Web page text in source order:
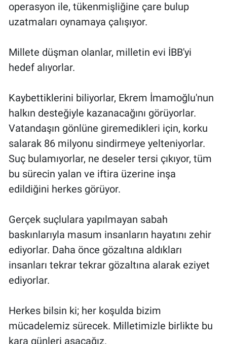
operasyon ile, tükenmişliğine çare bulup
uzatmaları oynamaya çalışıyor.
Millete düşman olanlar, milletin evi İBB'yi
hedef alıyorlar.
Kaybettiklerini biliyorlar, Ekrem İmamoğlu'nun
halkın desteğiyle kazanacağını görüyorlar.
Vatandaşın gönlüne giremedikleri için, korku
salarak 86 milyonu sindirmeye yelteniyorlar.
Suç bulamıyorlar, ne deseler tersi çıkıyor, tüm
bu sürecin yalan ve iftira üzerine inşa
edildiğini herkes görüyor.
Gerçek suçlulara yapılmayan sabah
baskınlarıyla masum insanların hayatını zehir
ediyorlar. Daha önce gözaltına aldıkları
insanları tekrar tekrar gözaltına alarak eziyet
ediyorlar.
Herkes bilsin ki; her koşulda bizim
mücadelemiz sürecek. Milletimizle birlikte bu
kara günleri aşacağız.